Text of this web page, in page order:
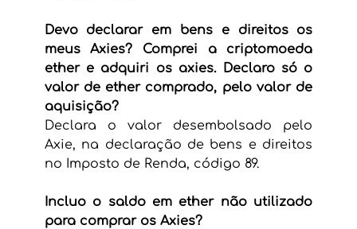
Devo declarar em bens e direitos os
meus Axies? Comprei a criptomoeda
ether e adquiri os axies. Declaro só o
valor de ether comprado, pelo valor de
aquisição?
Declara o valor desembolsado pelo
Axie, na declaração de bens e direitos
no Imposto de Renda, código 89.
Incluo o saldo em ether não utilizado
para comprar os Axies?